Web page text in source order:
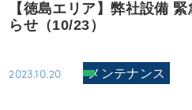
【徳島エリア】弊社設備
らせ（10/23）
2023.10.20 メンテナンス